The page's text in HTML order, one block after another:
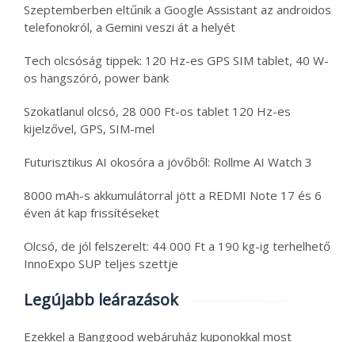
Szeptemberben eltűnik a Google Assistant az androidos
telefonokról, a Gemini veszi át a helyét
Tech olcsóság tippek: 120 Hz-es GPS SIM tablet, 40 W-
os hangszóró, power bank
Szokatlanul olcsó, 28 000 Ft-os tablet 120 Hz-es
kijelzővel, GPS, SIM-mel
Futurisztikus AI okosóra a jövőből: Rollme AI Watch 3
8000 mAh-s akkumulátorral jött a REDMI Note 17 és 6
éven át kap frissítéseket
Olcsó, de jól felszerelt: 44 000 Ft a 190 kg-ig terhelhető
InnoExpo SUP teljes szettje
Legújabb leárazások
Ezekkel a Banggood webáruház kuponokkal most